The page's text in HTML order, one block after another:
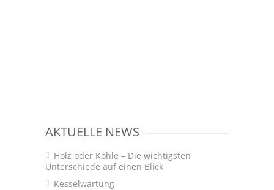
AKTUELLE NEWS
Holz oder Kohle – Die wichtigsten
Unterschiede auf einen Blick
Kesselwartung